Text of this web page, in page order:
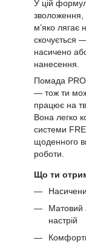
У цій
зволоження,
м’яко лягає
скочується
насичено
нанесення.
Помада
— тож ти
працює на
Вона легко
системи
щоденного
роботи.
Що ти
Матовий
настрій